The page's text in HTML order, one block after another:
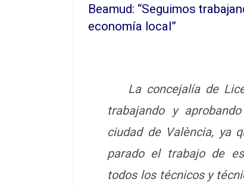
Beamud: “Seguimos
economía local”
La concejalía de
trabajando y
ciudad de València, ya
parado el trabajo de
todos los técnicos y